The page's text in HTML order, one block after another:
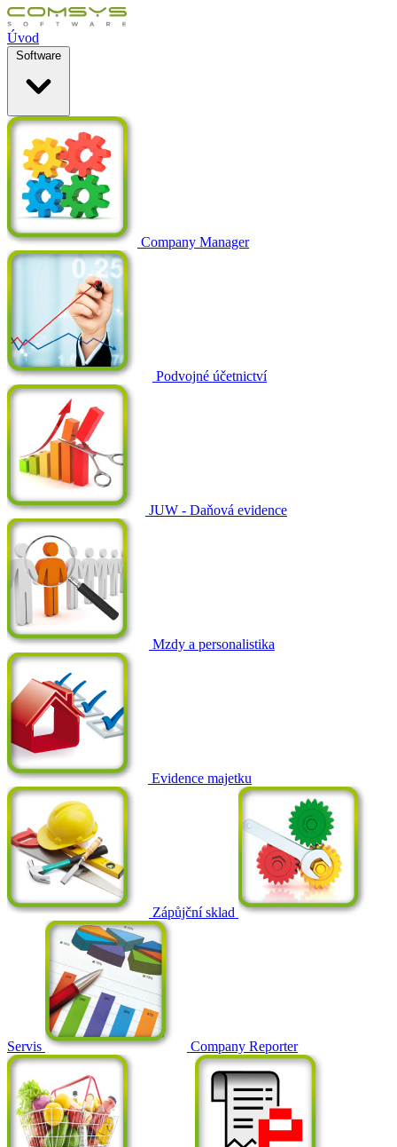
Úvod
Software
Company Manager
Podvojné účetnictví
JUW - Daňová evidence
Mzdy a personalistika
Evidence majetku
Zápůjční sklad
Servis Company Reporter